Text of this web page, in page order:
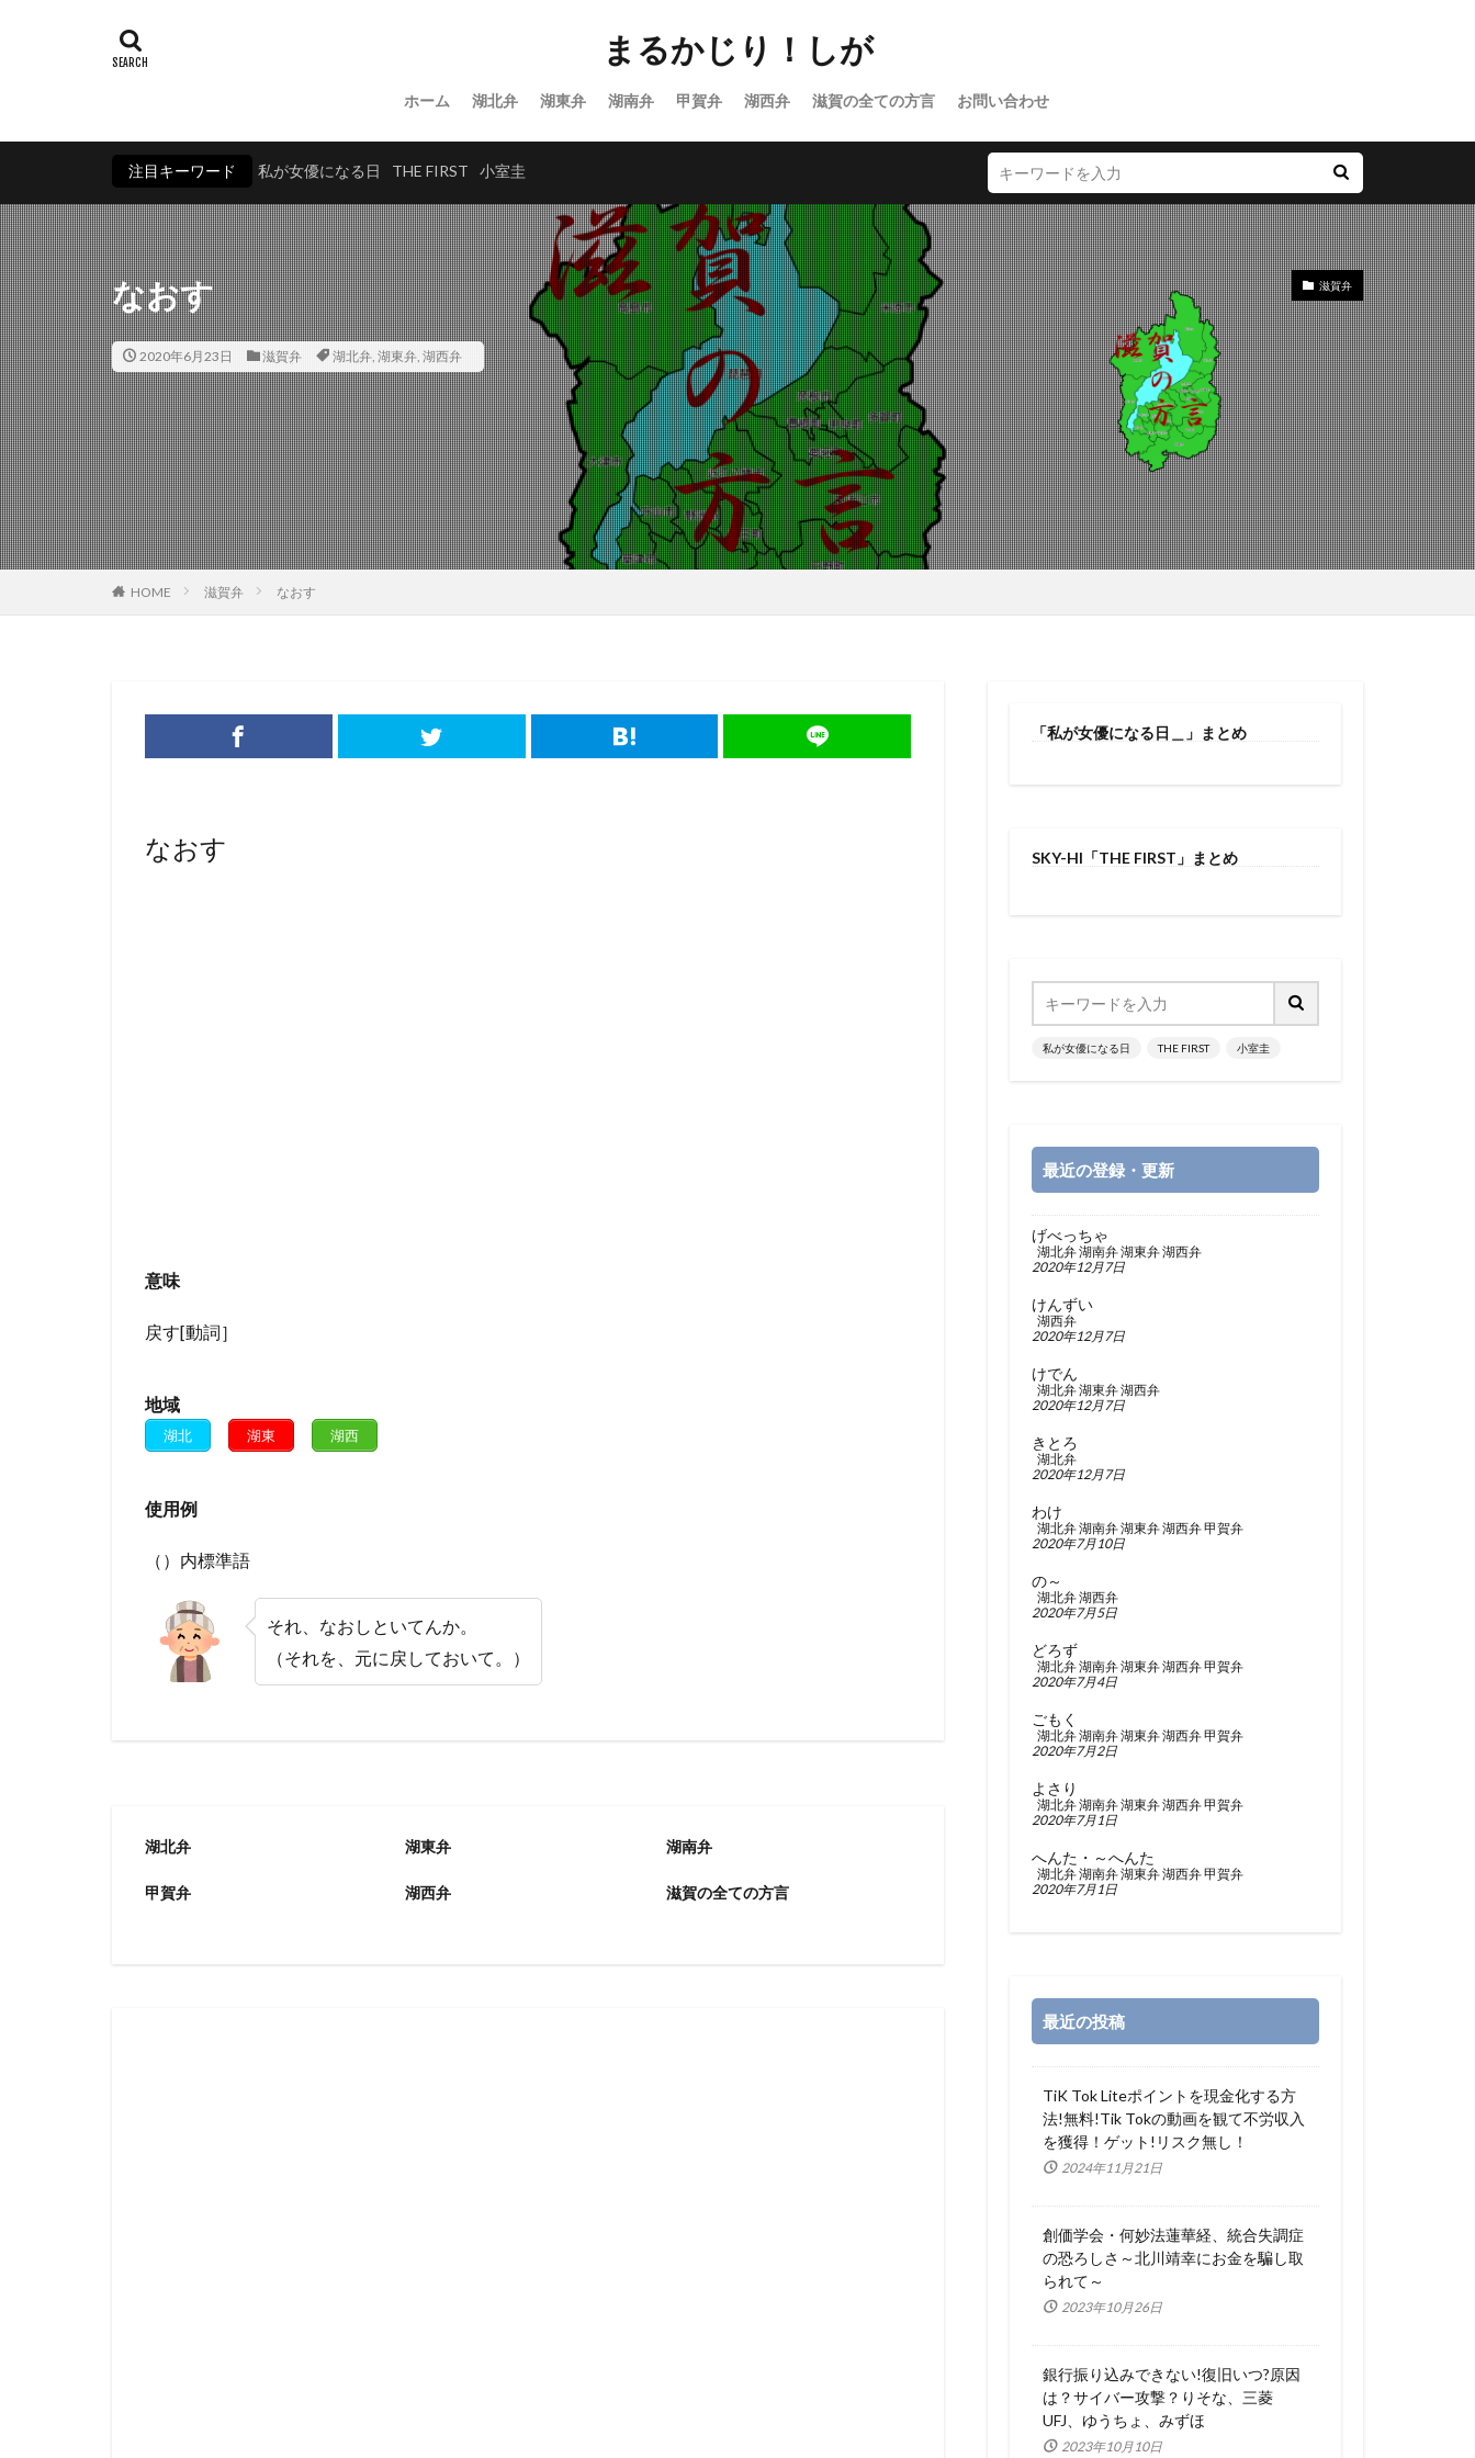
まるかじり！しが
ホーム 湖北弁 湖東弁 湖南弁 甲賀弁 湖西弁 滋賀の全ての方言 お問い合わせ
注目キーワード 私が女優になる日 THE FIRST 小室圭
なおす
2020年6月23日 滋賀弁 湖北弁, 湖東弁, 湖西弁
滋賀弁
HOME 滋賀弁 なおす
なおす
意味
戻す[動詞］
地域
湖北 湖東 湖西
使用例
（）内標準語
それ、なおしといてんか。
（それを、元に戻しておいて。）
湖北弁 湖東弁 湖南弁
甲賀弁 湖西弁 滋賀の全ての方言
「私が女優になる日＿」まとめ
SKY-HI「THE FIRST」まとめ
私が女優になる日 THE FIRST 小室圭
最近の登録・更新
げべっちゃ
湖北弁湖南弁湖東弁湖西弁
2020年12月7日
けんずい
湖西弁
2020年12月7日
けでん
湖北弁湖東弁湖西弁
2020年12月7日
きとろ
湖北弁
2020年12月7日
わけ
湖北弁湖南弁湖東弁湖西弁甲賀弁
2020年7月10日
の～
湖北弁湖西弁
2020年7月5日
どろず
湖北弁湖南弁湖東弁湖西弁甲賀弁
2020年7月4日
ごもく
湖北弁湖南弁湖東弁湖西弁甲賀弁
2020年7月2日
よさり
湖北弁湖南弁湖東弁湖西弁甲賀弁
2020年7月1日
へんた・～へんた
湖北弁湖南弁湖東弁湖西弁甲賀弁
2020年7月1日
最近の投稿
TiK Tok Liteポイントを現金化する方
法!無料!Tik Tokの動画を観て不労収入
を獲得！ゲット!リスク無し！
2024年11月21日
創価学会・何妙法蓮華経、統合失調症
の恐ろしさ～北川靖幸にお金を騙し取
られて～
2023年10月26日
銀行振り込みできない!復旧いつ?原因
は？サイバー攻撃？りそな、三菱
UFJ、ゆうちょ、みずほ
2023年10月10日